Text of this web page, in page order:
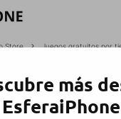
Store Juegos gratuitos por
GRATUITOS
LIMITADO
más
EsferaiPhone